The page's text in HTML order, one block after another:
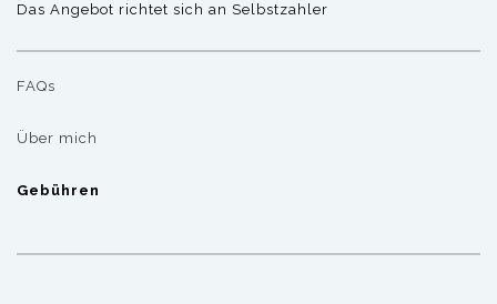
Das Angebot richtet sich an Selbstzahler
FAQs
Über mich
Gebühren